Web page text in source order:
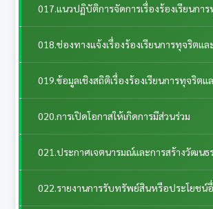
017.แนวปฏิบัติการจัดการเรื่องร้องเรียนก
018.ช่องทางแจ้งเรื่องร้องเรียนการทุจริต
019.ข้อมูลเชิงสถิติเรื่องร้องเรียนการทุจริ
020.การเปิดโอกาสให้เกิดการมีส่วนร่วม
021.ประกาศเจตนารมณ์และการสร้างวัฒนธ
022.รายงานการรับทรัพย์สินหรือประโยชน์อื่